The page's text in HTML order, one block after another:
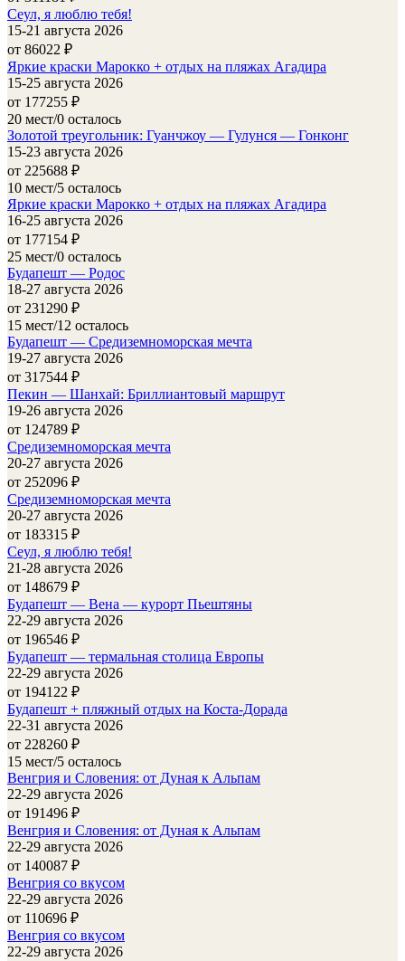
Сеул, я люблю тебя!
15-21 августа 2026
от 86022 ₽
Яркие краски Марокко + отдых на пляжах Агадира
15-25 августа 2026
от 177255 ₽
20 мест/0 осталось
Золотой треугольник: Гуанчжоу — Гулунся — Гонконг
15-23 августа 2026
от 225688 ₽
10 мест/5 осталось
Яркие краски Марокко + отдых на пляжах Агадира
16-25 августа 2026
от 177154 ₽
25 мест/0 осталось
Будапешт — Родос
18-27 августа 2026
от 231290 ₽
15 мест/12 осталось
Будапешт — Средиземноморская мечта
19-27 августа 2026
от 317544 ₽
Пекин — Шанхай: Бриллиантовый маршрут
19-26 августа 2026
от 124789 ₽
Средиземноморская мечта
20-27 августа 2026
от 252096 ₽
Средиземноморская мечта
20-27 августа 2026
от 183315 ₽
Сеул, я люблю тебя!
21-28 августа 2026
от 148679 ₽
Будапешт — Вена — курорт Пьештяны
22-29 августа 2026
от 196546 ₽
Будапешт — термальная столица Европы
22-29 августа 2026
от 194122 ₽
Будапешт + пляжный отдых на Коста-Дорада
22-31 августа 2026
от 228260 ₽
15 мест/5 осталось
Венгрия и Словения: от Дуная к Альпам
22-29 августа 2026
от 191496 ₽
Венгрия и Словения: от Дуная к Альпам
22-29 августа 2026
от 140087 ₽
Венгрия со вкусом
22-29 августа 2026
от 110696 ₽
Венгрия со вкусом
22-29 августа 2026